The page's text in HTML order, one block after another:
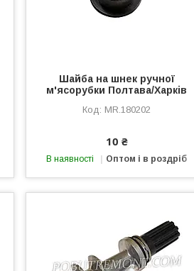
Шайба на шнек ручної
м'ясорубки Полтава/Харків
MR.180202
10 ₴
В наявності Оптом і в роздріб